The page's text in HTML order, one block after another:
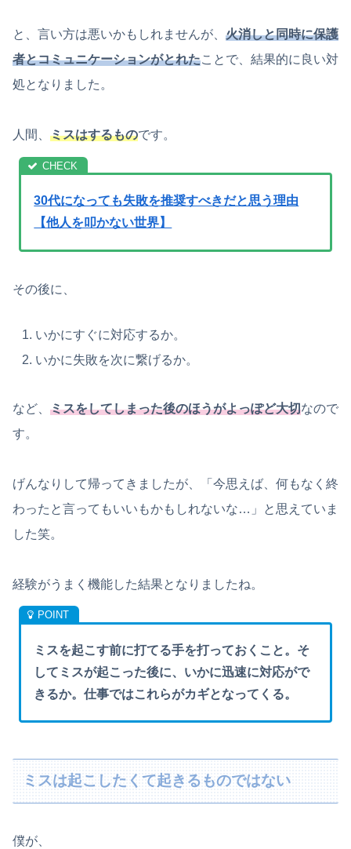
と、言い方は悪いかもしれませんが、 火消しと同時に保護
者とコミュニケーションがとれたことで、結果的に良い対
処となりました。
人間、 ミスはするものです。
30代になっても失敗を推奨すべきだと思う理由
【他人を叩かない世界】
その後に、
いかにすぐに対応するか。
いかに失敗を次に繋げるか。
など、 ミスをしてしまった後のほうがよっぽど大切なので
す。
げんなりして帰ってきましたが、「今思えば、何もなく終
わったと言ってもいいもかもしれないな…」と思えていま
した笑。
経験がうまく機能した結果となりましたね。
ミスを起こす前に打てる手を打っておくこと。そ
してミスが起こった後に、いかに迅速に対応がで
きるか。仕事ではこれらがカギとなってくる。
ミスは起こしたくて起きるものではない
僕が、